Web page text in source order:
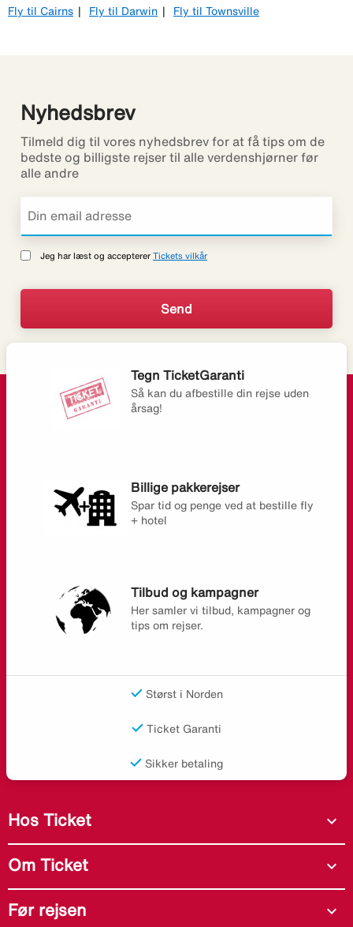
Fly til Cairns
Fly til Darwin Fly til Townsville
Nyhedsbrev
Tilmeld dig til vores nyhedsbrev for at få tips om de
bedste og billigste rejser til alle verdenshjørner før
alle andre
Jeg har læst og accepterer Tickets vilkår
Tegn TicketGaranti
Så kan du afbestille din rejse uden
årsag!
Billige pakkerejser
Spar tid og penge ved at bestille fly
+ hotel
Tilbud og kampagner
Her samler vi tilbud, kampagner og
tips om rejser.
Størst i Norden
Ticket Garanti
Sikker betaling
Hos Ticket expand_more
Om Ticket expand_more
Før rejsen expand_more